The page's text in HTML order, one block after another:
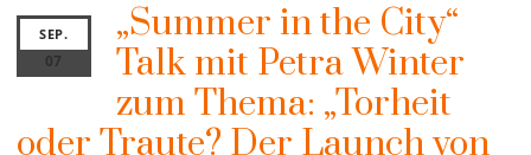
SEP.
07
„Summer in the City“
Talk mit Petra Winter
zum Thema: „Torheit
oder Traute? Der Launch von